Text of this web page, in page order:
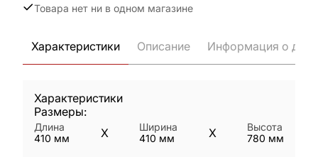
Товара нет ни в одном магазине
Характеристики Описание Информация о
Характеристики
Размеры:
Длина
410 мм X
Ширина
410 мм X
Высота
780 мм